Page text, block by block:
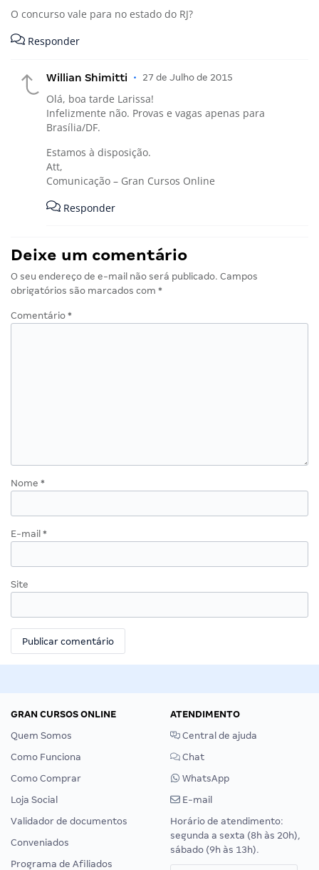
O concurso vale para no estado do RJ?
Responder
Willian Shimitti • 27 de Julho de 2015
Olá, boa tarde Larissa!
Infelizmente não. Provas e vagas apenas para
Brasília/DF.
Estamos à disposição.
Att,
Comunicação – Gran Cursos Online
Responder
Deixe um comentário
O seu endereço de e-mail não será publicado. Campos
obrigatórios são marcados com *
Comentário *
Nome *
E-mail *
Site
GRAN CURSOS ONLINE
Quem Somos
Como Funciona
Como Comprar
Loja Social
Validador de documentos
Conveniados
Programa de Afiliados
ATENDIMENTO
Central de ajuda
Chat
WhatsApp
E-mail
Horário de atendimento:
segunda a sexta (8h às 20h),
sábado (9h às 13h).